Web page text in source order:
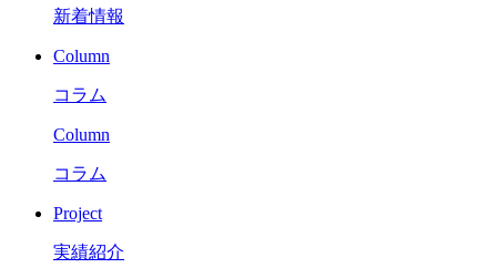
新着情報
Column
コラム
Column
コラム
Project
実績紹介